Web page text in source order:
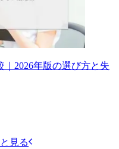
2026年版の選び方と失
見る